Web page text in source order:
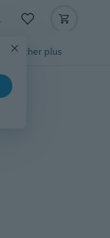
Afficher plus